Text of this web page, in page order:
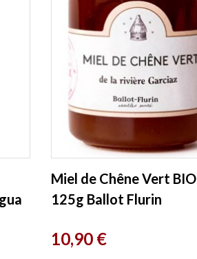
Miel de Chêne Vert BIO
125g Ballot Flurin
Prix
10,90 €